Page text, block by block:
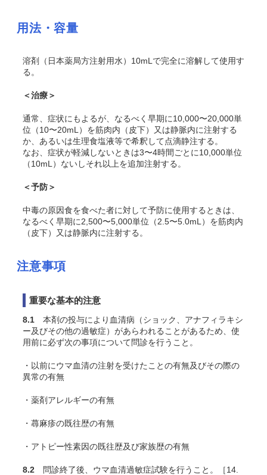
用法・容量
溶剤（日本薬局方注射用水）10mLで完全に溶解して使用す
る。
＜治療＞
通常、症状にもよるが、なるべく早期に10,000〜20,000単
位（10〜20mL）を筋肉内（皮下）又は静脈内に注射する
か、あるいは生理食塩液等で希釈して点滴静注する。
なお、症状が軽減しないときは3〜4時間ごとに10,000単位
（10mL）ないしそれ以上を追加注射する。
＜予防＞
中毒の原因食を食べた者に対して予防に使用するときは、
なるべく早期に2,500〜5,000単位（2.5〜5.0mL）を筋肉内
（皮下）又は静脈内に注射する。
注意事項
重要な基本的注意
8.1 本剤の投与により血清病（ショック、アナフィラキシ
ー及びその他の過敏症）があらわれることがあるため、使
用前に必ず次の事項について問診を行うこと 。
・以前にウマ血清の注射を受けたことの有無及びその際の
異常の有無
・薬剤アレルギーの有無
・蕁麻疹の既往歴の有無
・アトピー性素因の既往歴及び家族歴の有無
8.2 問診終了後、ウマ血清過敏症試験を行うこと 。［14.